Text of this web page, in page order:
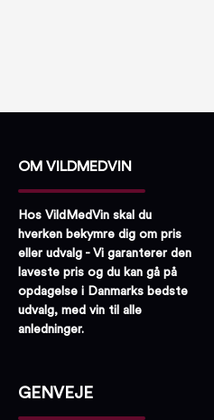
OM VILDMEDVIN
Hos VildMedVin skal du
hverken bekymre dig om pris
eller udvalg - Vi garanterer den
laveste pris og du kan gå på
opdagelse i Danmarks bedste
udvalg, med vin til alle
anledninger.
GENVEJE